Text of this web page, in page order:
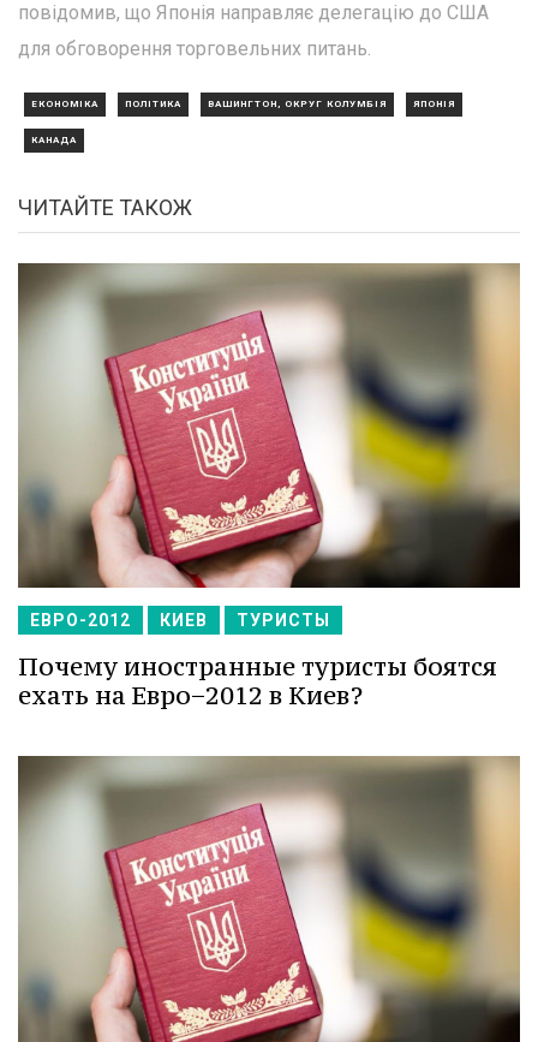
повідомив, що Японія направляє делегацію до США
для обговорення торговельних питань.
ЕКОНОМІКА ПОЛІТИКА ВАШИНГТОН, ОКРУГ КОЛУМБІЯ ЯПОНІЯ
КАНАДА
ЧИТАЙТЕ ТАКОЖ
ЕВРО-2012 КИЕВ ТУРИСТЫ
Почему иностранные туристы боятся
ехать на Евро−2012 в Киев?